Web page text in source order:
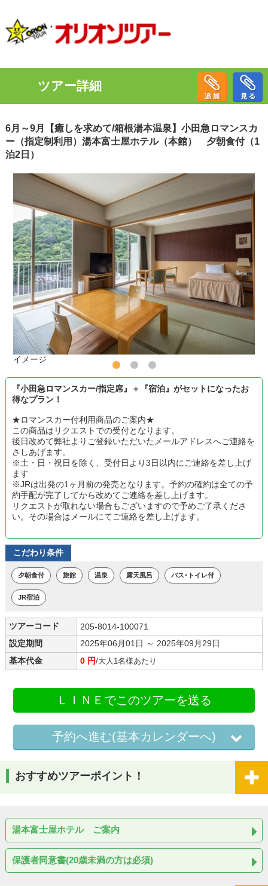
ツアー詳細
6月～9月【癒しを求めて/箱根湯本温泉】小田急ロマンスカ
ー（指定制利用）湯本富士屋ホテル（本館） 夕朝食付（1
泊2日）
イメージ
『小田急ロマンスカー/指定席』＋『宿泊』がセットになったお
得なプラン！
★ロマンスカー付利用商品のご案内★
この商品はリクエストでの受付となります。
後日改めて弊社よりご登録いただいたメールアドレスへご連絡を
さしあげます。
※土・日・祝日を除く、受付日より3日以内にご連絡を差し上げ
ます
※JRは出発の1ヶ月前の発売となります。予約の確約は全ての予
約手配が完了してから改めてご連絡を差し上げます。
リクエストが取れない場合もございますので予めご了承くださ
い。その場合はメールにてご連絡を差し上げます。
こだわり条件
夕朝食付 旅館 温泉 露天風呂 バス･トイレ付
JR宿泊
ツアーコード
205-8014-100071
設定期間
2025年06月01日 ～ 2025年09月29日
基本代金
0 円/大人1名様あたり
ＬＩＮＥでこのツアーを送る
予約へ進む(基本カレンダーへ)
おすすめツアーポイント！
湯本富士屋ホテル ご案内
保護者同意書(20歳未満の方は必須)